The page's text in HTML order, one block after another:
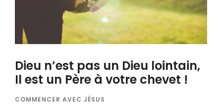
Dieu n’est pas un Dieu lointain,
Il est un Père à votre chevet !
COMMENCER AVEC JÉSUS